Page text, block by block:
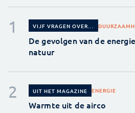
VIJF VRAGEN OVER...
De gevolgen van de
natuur
UIT HET MAGAZINE ENERGIE
Warmte uit de airco